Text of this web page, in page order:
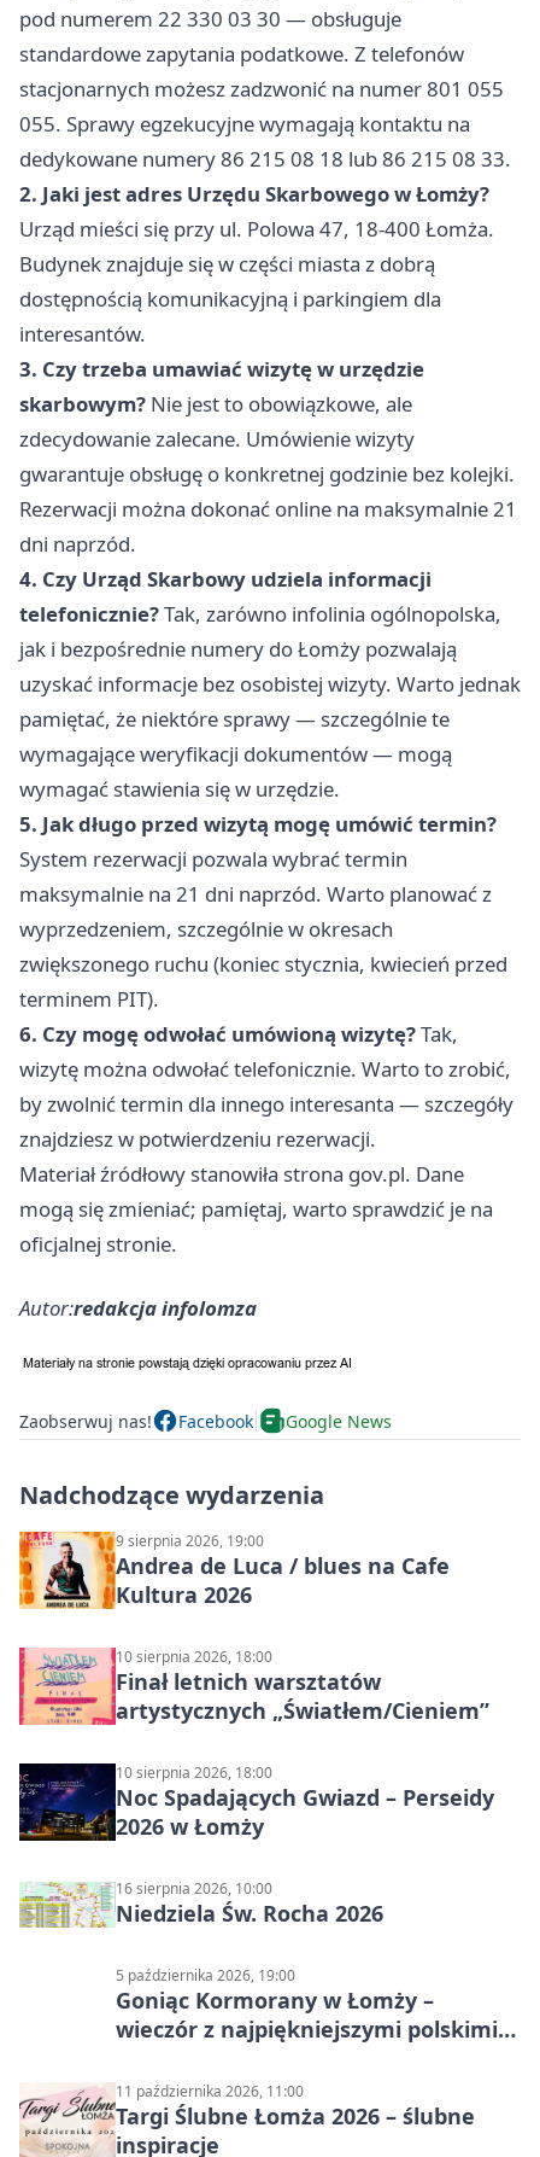
pod numerem 22 330 03 30 — obsługuje
standardowe zapytania podatkowe. Z telefonów
stacjonarnych możesz zadzwonić na numer 801 055
055. Sprawy egzekucyjne wymagają kontaktu na
dedykowane numery 86 215 08 18 lub 86 215 08 33.
2. Jaki jest adres Urzędu Skarbowego w Łomży?
Urząd mieści się przy ul. Polowa 47, 18-400 Łomża.
Budynek znajduje się w części miasta z dobrą
dostępnością komunikacyjną i parkingiem dla
interesantów.
3. Czy trzeba umawiać wizytę w urzędzie
skarbowym? Nie jest to obowiązkowe, ale
zdecydowanie zalecane. Umówienie wizyty
gwarantuje obsługę o konkretnej godzinie bez kolejki.
Rezerwacji można dokonać online na maksymalnie 21
dni naprzód.
4. Czy Urząd Skarbowy udziela informacji
telefonicznie?Tak, zarówno infolinia ogólnopolska,
jak i bezpośrednie numery do Łomży pozwalają
uzyskać informacje bez osobistej wizyty. Warto jednak
pamiętać, że niektóre sprawy — szczególnie te
wymagające weryfikacji dokumentów — mogą
wymagać stawienia się w urzędzie.
5. Jak długo przed wizytą mogę umówić termin?
System rezerwacji pozwala wybrać termin
maksymalnie na 21 dni naprzód. Warto planować z
wyprzedzeniem, szczególnie w okresach
zwiększonego ruchu (koniec stycznia, kwiecień przed
terminem PIT).
6. Czy mogę odwołać umówioną wizytę?Tak,
wizytę można odwołać telefonicznie. Warto to zrobić,
by zwolnić termin dla innego interesanta — szczegóły
znajdziesz w potwierdzeniu rezerwacji.
Materiał źródłowy stanowiła strona gov.pl. Dane
mogą się zmieniać; pamiętaj, warto sprawdzić je na
oficjalnej stronie.
Autor:redakcja infolomza
Zaobserwuj nas! Facebook Google News
Nadchodzące wydarzenia
9 sierpnia 2026, 19:00
Andrea de Luca / blues na Cafe
Kultura 2026
10 sierpnia 2026, 18:00
Finał letnich warsztatów
artystycznych „Światłem/Cieniem”
10 sierpnia 2026, 18:00
Noc Spadających Gwiazd – Perseidy
2026 w Łomży
16 sierpnia 2026, 10:00
Niedziela Św. Rocha 2026
5 października 2026, 19:00
Goniąc Kormorany w Łomży –
wieczór z najpiękniejszymi polskimi
11 października 2026, 11:00
Targi Ślubne Łomża 2026 – ślubne
inspiracje